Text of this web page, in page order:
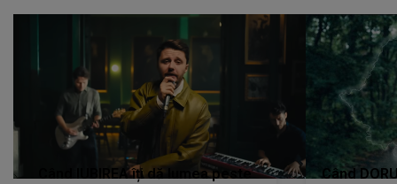
Când IUBIREA îți dă lumea peste
Când